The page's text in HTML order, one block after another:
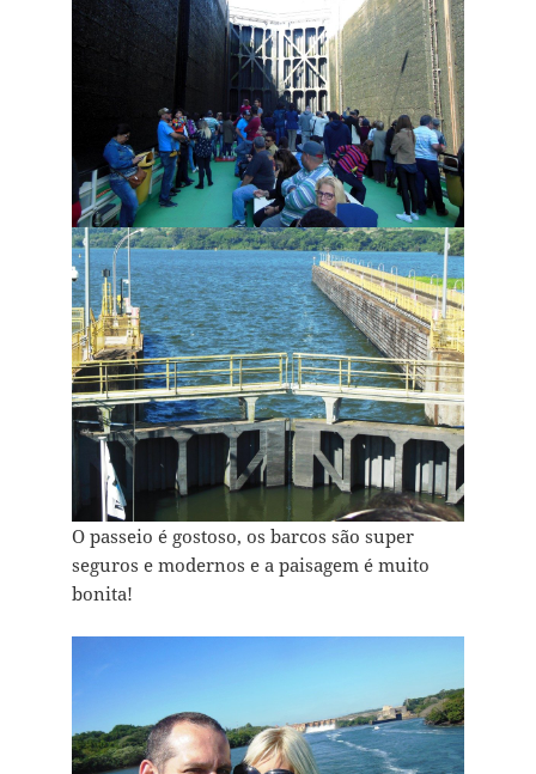
O passeio é gostoso, os barcos são super
seguros e modernos e a paisagem é muito
bonita!